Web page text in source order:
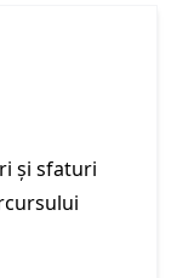
și sfaturi